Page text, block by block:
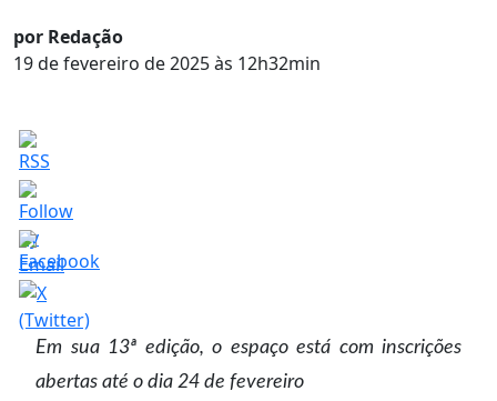
por Redação
19 de fevereiro de 2025 às 12h32min
Em sua 13ª edição, o espaço está com inscrições
abertas até o dia 24 de fevereiro